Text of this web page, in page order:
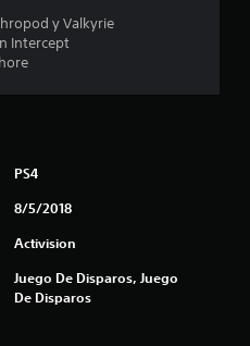
c
e
y Valkyrie
Intercept
PS4
8/5/2018
Activision
Juego De Disparos, Juego
De Disparos